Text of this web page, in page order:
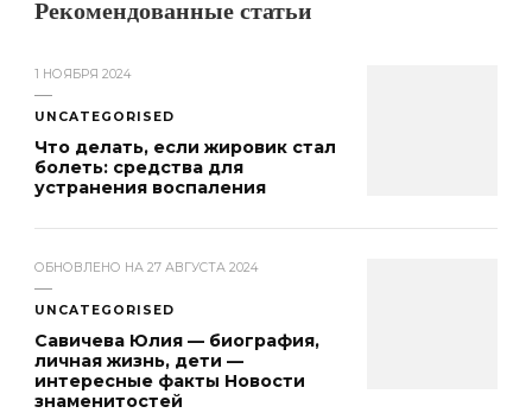
Рекомендованные статьи
1 НОЯБРЯ 2024
UNCATEGORISED
Что делать, если жировик стал
болеть: средства для
устранения воспаления
ОБНОВЛЕНО НА 27 АВГУСТА 2024
UNCATEGORISED
Савичева Юлия — биография,
личная жизнь, дети —
интересные факты Новости
знаменитостей